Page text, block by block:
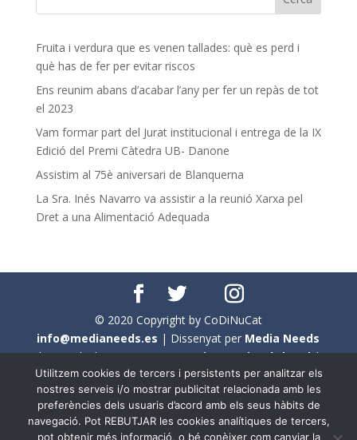
Fruita i verdura que es venen tallades: què es perd i
què has de fer per evitar riscos
Ens reunim abans d’acabar l’any per fer un repàs de tot
el 2023
Vam formar part del Jurat institucional i entrega de la IX
Edició del Premi Càtedra UB- Danone
Assistim al 75è aniversari de Blanquerna
La Sra. Inés Navarro va assistir a la reunió Xarxa pel
Dret a una Alimentació Adequada
© 2020 Copyright by CoDiNuCat
info@medianeeds.es | Dissenyat per Media Needs
| Tots els drets reservats aCoDiNuCat |Avís legal|
Avís per cookies
En aquest web s'ha tingut en compte l'ús no sexista del
llenguatge. No obstant això, i a causa de la seva
Utilitzem cookies de tercers i persistents per analitzar els
nostres serveis i/o mostrar publicitat relacionada amb les
preferències dels usuaris d’acord amb els seus hàbits de
navegació. Pot REBUTJAR les cookies analítiques de tercers,
pot obtenir més informació, o bé conèixer com canviar la